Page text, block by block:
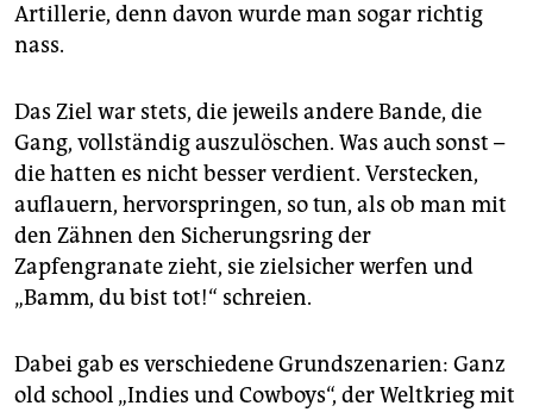
Artillerie, denn davon wurde man sogar richtig
nass.
Das Ziel war stets, die jeweils andere Bande, die
Gang, vollständig auszulöschen. Was auch sonst –
die hatten es nicht besser verdient. Verstecken,
auflauern, hervorspringen, so tun, als ob man mit
den Zähnen den Sicherungsring der
Zapfengranate zieht, sie zielsicher werfen und
„Bamm, du bist tot!“ schreien.
Dabei gab es verschiedene Grund­szenarien: Ganz
old school „Indies und Cowboys“, der Weltkrieg mit